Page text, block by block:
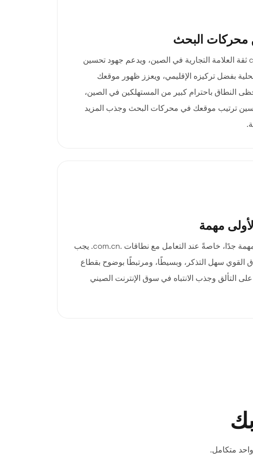
محركات البحث
يُعزز نطاق .com.cn ثقة العلامة التجارية في الصين، ويدعم جهود تحسين
بفضل تركيزه الإقليمي، ويعزز ظهور موقعك
النطاق باحترام كبير من المستهلكين في الصين،
ترتيب موقعك في محركات البحث وجذب المزيد
مهمة
الانطباعات الأولى مهمة جدًا، خاصةً عند التعامل مع نطاقات .com.cn. يجب
القوي سهل التذكر، وبسيطًا، ومرتبطًا بوضوح بقطاع
التألق وجذب الانتباه في سوق الإنترنت الصيني
متكامل.